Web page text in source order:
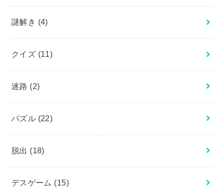
謎解き (4)
クイズ (11)
迷路 (2)
パズル (22)
脱出 (18)
デスゲーム (15)